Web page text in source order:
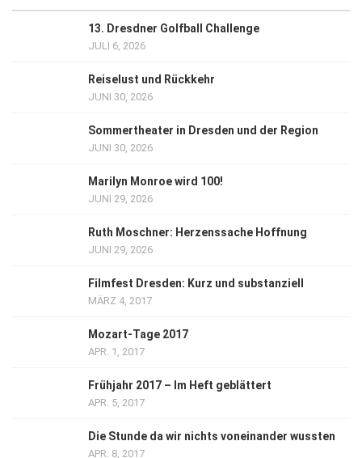
13. Dresdner Golfball Challenge
JULI 6, 2026
Reiselust und Rückkehr
JUNI 30, 2026
Sommertheater in Dresden und der Region
JUNI 30, 2026
Marilyn Monroe wird 100!
JUNI 29, 2026
Ruth Moschner: Herzenssache Hoffnung
JUNI 29, 2026
Filmfest Dresden: Kurz und substanziell
MÄRZ 4, 2017
Mozart-Tage 2017
APR. 1, 2017
Frühjahr 2017 – Im Heft geblättert
APR. 5, 2017
Die Stunde da wir nichts voneinander wussten
APR. 8, 2017